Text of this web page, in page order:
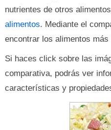
nutrientes de otros
alimentos. Mediante el
encontrar los alimentos
Si haces click sobre las
comparativa, podrás ver
características y